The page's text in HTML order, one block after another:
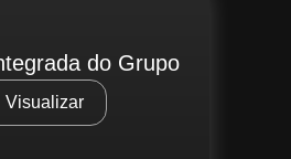
do Grupo
Visualizar